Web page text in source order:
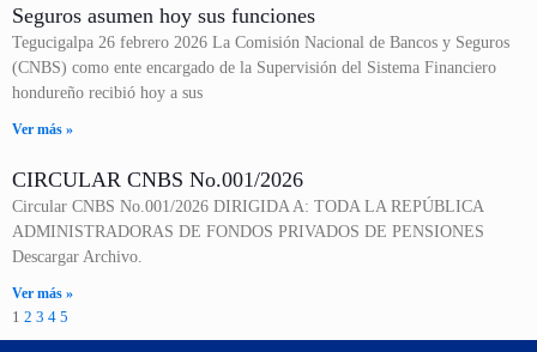
Seguros asumen hoy sus funciones
Tegucigalpa 26 febrero 2026 La Comisión Nacional de Bancos y Seguros
(CNBS) como ente encargado de la Supervisión del Sistema Financiero
hondureño recibió hoy a sus
Ver más »
CIRCULAR CNBS No.001/2026
Circular CNBS No.001/2026 DIRIGIDA A: TODA LA REPÚBLICA
ADMINISTRADORAS DE FONDOS PRIVADOS DE PENSIONES
Descargar Archivo.
Ver más »
1 2 3 4 5